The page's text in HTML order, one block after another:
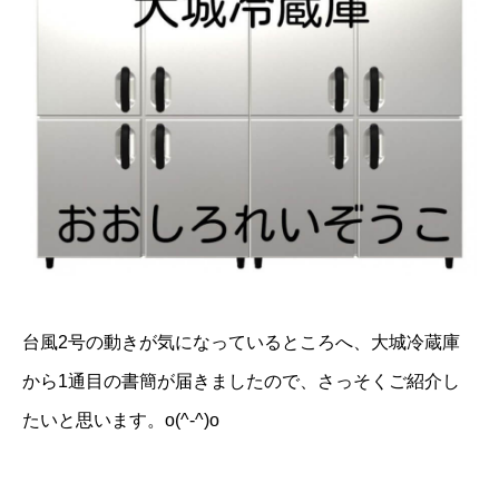
台風2号の動きが気になっているところへ、 大城冷蔵庫
から1通目の書簡が届きましたので、さっそくご紹介し
たいと思います。o(^-^)o